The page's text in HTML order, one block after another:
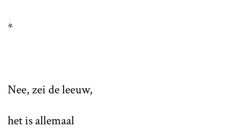
*
Nee, zei de leeuw,
het is allemaal